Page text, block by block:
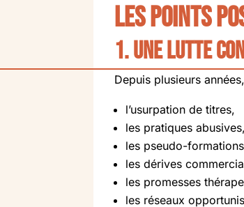
Les points
1. Une lutte
Depuis plusieurs
l’usurpation de titres,
les pratiques abusives,
les pseudo-
les dérives
les promesses
les réseaux